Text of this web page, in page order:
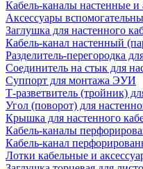
Кабель-каналы настенные и
Аксессуары
Заглушка для настенного
Кабель-канал настенный
Разделитель-перегородка
Соединитель на стык для
Суппорт для монтажа ЭУИ
Т-разветвитель (тройник)
Угол (поворот) для
Крышка для настенного
Кабель-каналы
Кабель-канал
Лотки кабельные и